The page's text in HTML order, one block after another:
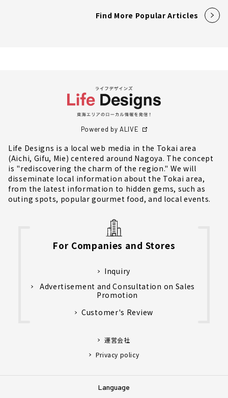
Find More Popular Articles
Powered by ALIVE
Life Designs is a local web media in the Tokai area
(Aichi, Gifu, Mie) centered around Nagoya. The concept
is "rediscovering the charm of the region." We will
disseminate local information about the Tokai area,
from the latest information to hidden gems, such as
outing spots, popular gourmet food, and local events.
For Companies and Stores
Inquiry
Advertisement and Consultation on Sales
Promotion
Customer's Review
運営会社
Privacy policy
Language